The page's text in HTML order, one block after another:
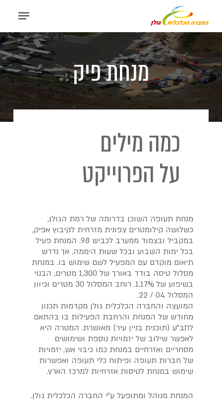
main
content
Menu
מנחת פיק
מנחת תעופה השוכן בדרומה של רמת הגולן,
כשלושה קילומטרים צפונית מזרחית לקיבוץ אפיק,
במקביל ובצמוד ממערב לכביש 98. המנחת פעיל
בכל ימות השבוע ובכל שעות היממה, אך נדרש
תיאום מוקדם עם המפעיל לשם שימוש בו. במנחת
מסלול טיסה בודד באורך של 1,300 מטרים, הבנוי
בשיפוע של 1.17%. רוחב המסלול 30 מטרים וכיוון
המסלול 04 / 22.
המועצה והחברה הכלכלית גולן מקדמות תכנון
מחודש של המנחת והרחבת הפעילות בו בהתאם
לתב"ע (תוכנית בניין עיר) מאושרת. המטרה היא
לאפשר שילוב של יזמויות נוספת ושימושים
מסחריים ואזרחיים במנחת כמו כיבוי אש, יזמויות
של חברות תעופה ופיתוח כלי תעופה ואפשרות
שימוש במנחת לטיסות אזרחיות למרכז הארץ.
המנחת מנוהל ומתופעל ע"י החברה הכלכלית גולן.
כמה מילים
על הפרוייקט
Close
Menu